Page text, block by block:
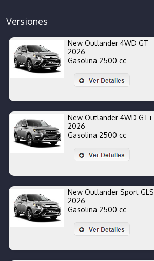
Versiones
New Outlander 4WD GT
2026
Gasolina 2500 cc
New Outlander 4WD GT+
2026
Gasolina 2500 cc
New Outlander Sport GLS
2026
Gasolina 2500 cc